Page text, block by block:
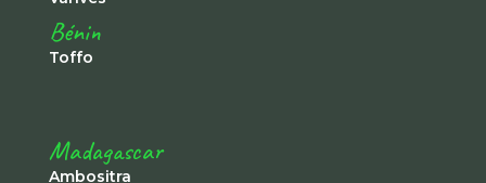
Bénin
Toffo
Madagascar
Ambositra